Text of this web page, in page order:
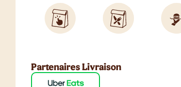
Partenaires Livraison